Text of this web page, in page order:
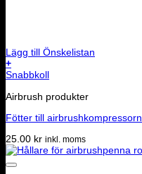
Lägg till Önskelistan
+
Snabbkoll
Airbrush produkter
Fötter till airbrushkompressorn
25.00 kr inkl. moms